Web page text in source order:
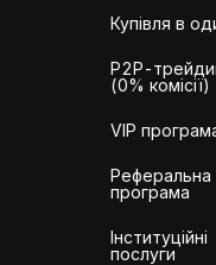
Купівля в
P2P-
(0% комісії)
VIP
Реферальна
програма
Інституційні
послуги